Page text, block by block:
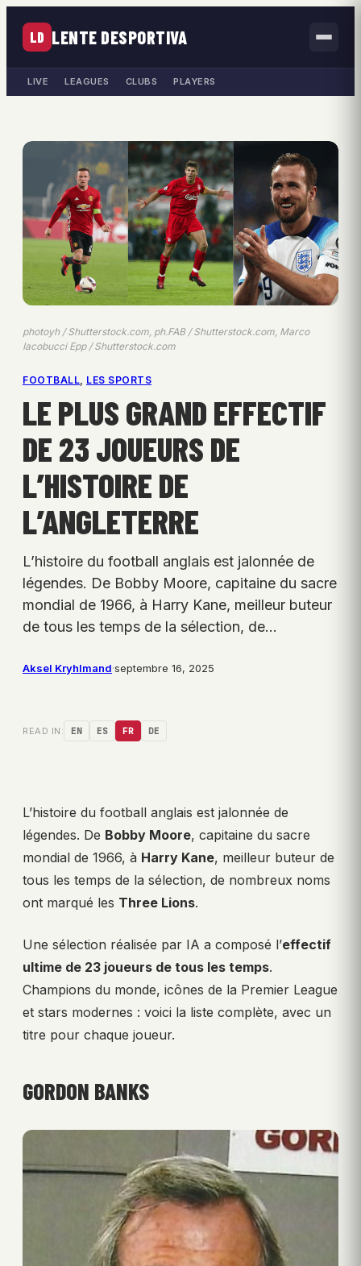
LD LENTE DESPORTIVA
LIVE LEAGUES CLUBS PLAYERS
photoyh / Shutterstock.com, ph.FAB / Shutterstock.com, Marco
Iacobucci Epp / Shutterstock.com
FOOTBALL, LES SPORTS
LE PLUS GRAND EFFECTIF
DE 23 JOUEURS DE
L’HISTOIRE DE
L’ANGLETERRE
L’histoire du football anglais est jalonnée de
légendes. De Bobby Moore, capitaine du sacre
mondial de 1966, à Harry Kane, meilleur buteur
de tous les temps de la sélection, de…
Aksel Kryhlmand·septembre 16, 2025
READ IN: EN ES FR DE
L’histoire du football anglais est jalonnée de
légendes. De Bobby Moore, capitaine du sacre
mondial de 1966, à Harry Kane, meilleur buteur de
tous les temps de la sélection, de nombreux noms
ont marqué les Three Lions.
Une sélection réalisée par IA a composé l’effectif
ultime de 23 joueurs de tous les temps.
Champions du monde, icônes de la Premier League
et stars modernes : voici la liste complète, avec un
titre pour chaque joueur.
GORDON BANKS